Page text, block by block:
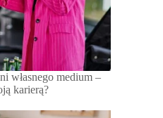
własnego medium –
karierą?